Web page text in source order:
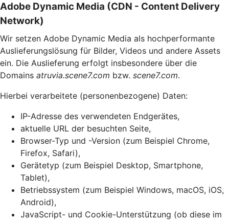
Adobe Dynamic Media (CDN - Content Delivery
Network)
Wir setzen Adobe Dynamic Media als hochperformante
Auslieferungslösung für Bilder, Videos und andere Assets
ein. Die Auslieferung erfolgt insbesondere über die
Domains atruvia.scene7.com bzw. scene7.com.
Hierbei verarbeitete (personenbezogene) Daten:
IP-Adresse des verwendeten Endgerätes,
aktuelle URL der besuchten Seite,
Browser-Typ und -Version (zum Beispiel Chrome,
Firefox, Safari),
Gerätetyp (zum Beispiel Desktop, Smartphone,
Tablet),
Betriebssystem (zum Beispiel Windows, macOS, iOS,
Android),
JavaScript- und Cookie-Unterstützung (ob diese im